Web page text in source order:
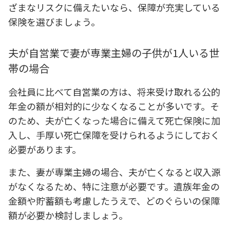
ざまなリスクに備えたいなら、保障が充実している
保険を選びましょう。
夫が自営業で妻が専業主婦の子供が1人いる世
帯の場合
会社員に比べて自営業の方は、将来受け取れる公的
年金の額が相対的に少なくなることが多いです。そ
のため、夫が亡くなった場合に備えて死亡保険に加
入し、手厚い死亡保障を受けられるようにしておく
必要があります。
また、妻が専業主婦の場合、夫が亡くなると収入源
がなくなるため、特に注意が必要です。遺族年金の
金額や貯蓄額も考慮したうえで、どのぐらいの保障
額が必要か検討しましょう。